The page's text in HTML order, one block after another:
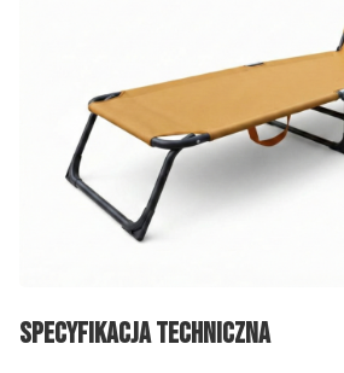
Specyfikacja techniczna